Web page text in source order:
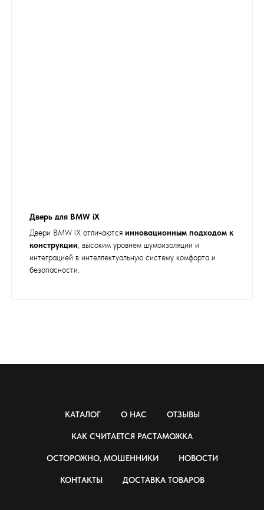
Дверь для BMW iX
Двери BMW iX отличаются инновационным подходом к
конструкции , высоким уровнем шумоизоляции и
интеграцией в интеллектуальную систему комфорта и
безопасности.
КАТАЛОГ О НАС ОТЗЫВЫ
КАК СЧИТАЕТСЯ РАСТАМОЖКА
ОСТОРОЖНО, МОШЕННИКИ НОВОСТИ
КОНТАКТЫ ДОСТАВКА ТОВАРОВ